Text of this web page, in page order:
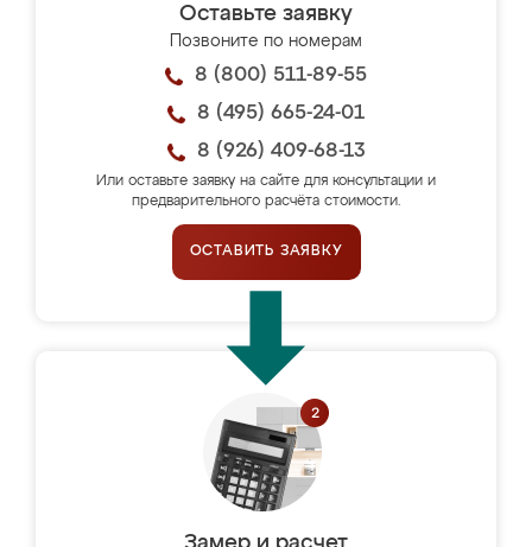
Оставьте заявку
Позвоните по номерам
8 (800) 511-89-55
8 (495) 665-24-01
8 (926) 409-68-13
Или оставьте заявку на сайте для консультации и
предварительного расчёта стоимости.
ОСТАВИТЬ ЗАЯВКУ